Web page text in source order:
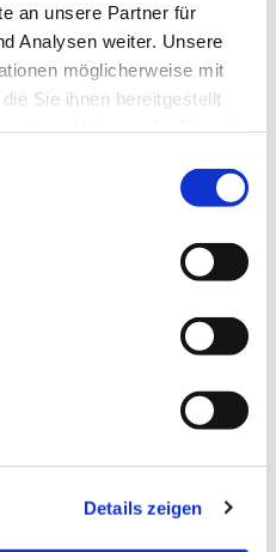
an unsere Partner für
Analysen weiter. Unsere
möglicherweise mit
Sie ihnen bereitgestellt
Details zeigen